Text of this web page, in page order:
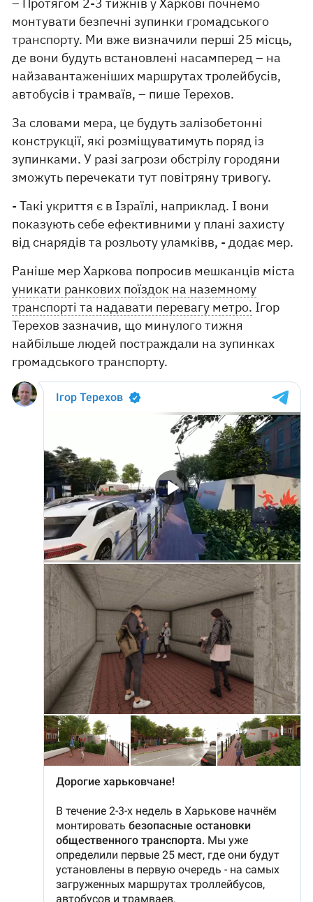
монтувати безпечні зупинки громадського
транспорту. Ми вже визначили перші 25 місць,
де вони будуть встановлені насамперед – на
найзавантаженіших маршрутах тролейбусів,
автобусів і трамваїв, – пише Терехов.
За словами мера, це будуть залізобетонні
конструкції, які розміщуватимуть поряд із
зупинками. У разі загрози обстрілу городяни
зможуть перечекати тут повітряну тривогу.
- Такі укриття є в Ізраїлі, наприклад. І вони
показують себе ефективними у плані захисту
від снарядів та розльоту уламківв, - додає мер.
Раніше мер Харкова попросив мешканців міста
уникати ранкових поїздок на наземному
транспорті та надавати перевагу метро. Ігор
Терехов зазначив, що минулого тижня
найбільше людей постраждали на зупинках
громадського транспорту.